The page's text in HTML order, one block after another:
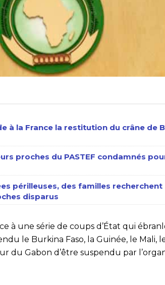
à la France la restitution du crâne de
proches du PASTEF condamnés
périlleuses, des familles recherchent
disparus
à une série de coups d’État qui
le Burkina Faso, la Guinée, le Mali,
du Gabon d’être suspendu par